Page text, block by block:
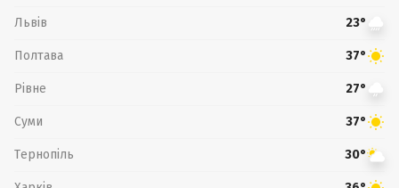
Львів 23°
Полтава 37°
Рівне 27°
Суми 37°
Тернопіль 30°